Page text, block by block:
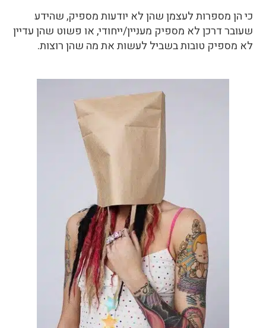
כי הן מספרות לעצמן שהן לא יודעות מספיק, שהידע
שעובר דרכן לא מספיק מעניין/ייחודי, או פשוט שהן עדיין
לא מספיק טובות בשביל לעשות את מה שהן רוצות.